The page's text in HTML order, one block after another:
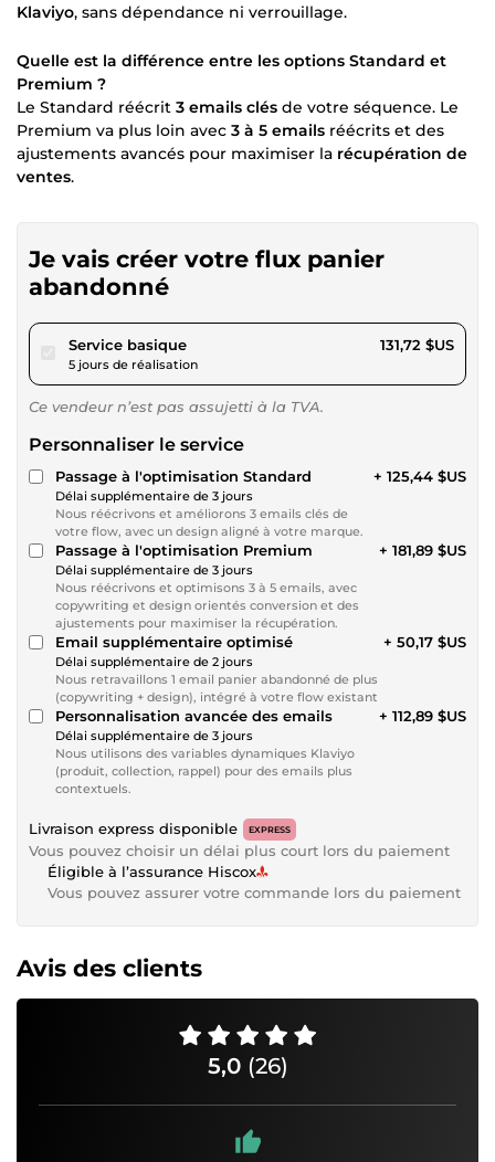
Klaviyo, sans dépendance ni verrouillage.
Quelle est la différence entre les options Standard et
Premium ?
Le Standard réécrit 3 emails clés de votre séquence. Le
Premium va plus loin avec 3 à 5 emails réécrits et des
ajustements avancés pour maximiser la récupération de
ventes.
Je vais créer votre flux panier
abandonné
Service basiquepour 121,39 $US
5 jours de réalisation
131,72 $US
Ce vendeur n’est pas assujetti à la TVA.
Personnaliser le service
Passage à l'optimisation Standard
Délai supplémentaire de 3 jours
Nous réécrivons et améliorons 3 emails clés de
votre flow, avec un design aligné à votre marque.
+ 125,44 $US
Passage à l'optimisation Premium
Délai supplémentaire de 3 jours
Nous réécrivons et optimisons 3 à 5 emails, avec
copywriting et design orientés conversion et des
ajustements pour maximiser la récupération.
+ 181,89 $US
Email supplémentaire optimisé
Délai supplémentaire de 2 jours
Nous retravaillons 1 email panier abandonné de plus
(copywriting + design), intégré à votre flow existant
+ 50,17 $US
Personnalisation avancée des emails
Délai supplémentaire de 3 jours
Nous utilisons des variables dynamiques Klaviyo
(produit, collection, rappel) pour des emails plus
contextuels.
+ 112,89 $US
Livraison express disponible EXPRESS
Vous pouvez choisir un délai plus court lors du paiement
Éligible à l’assurance Hiscox
Vous pouvez assurer votre commande lors du paiement
Avis des clients
5,0 (26)